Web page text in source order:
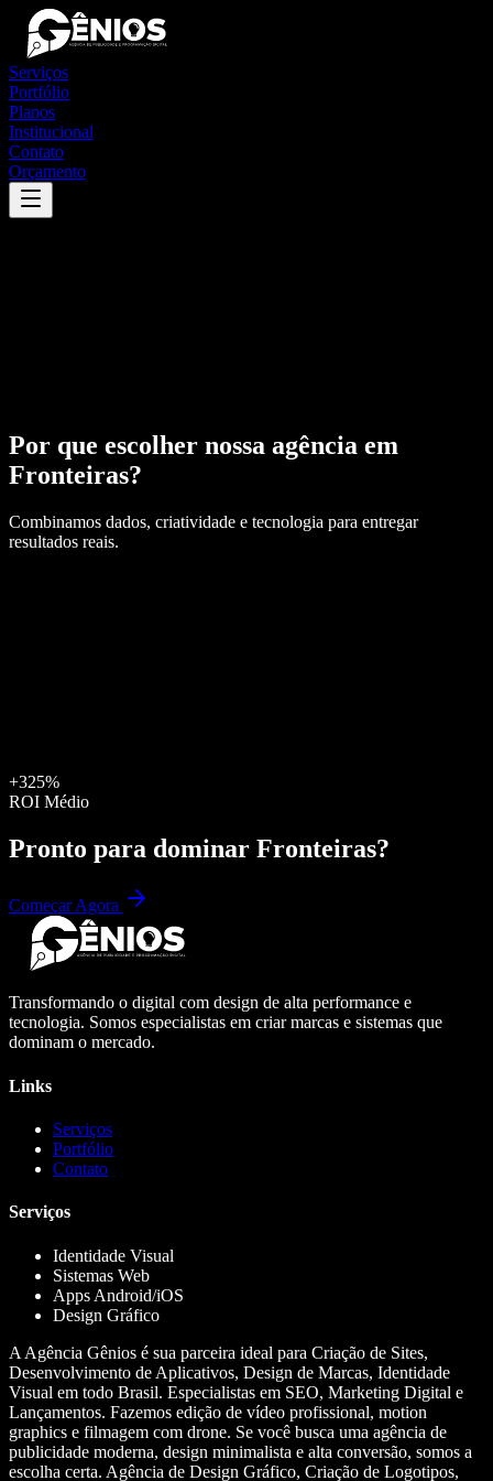
Serviços
Portfólio
Planos
Institucional
Contato
Orçamento
Por que escolher nossa agência em
Fronteiras?
Combinamos dados, criatividade e tecnologia para entregar
resultados reais.
+325%
ROI Médio
Pronto para dominar Fronteiras?
Começar Agora
Transformando o digital com design de alta performance e
tecnologia. Somos especialistas em criar marcas e sistemas que
dominam o mercado.
Links
Serviços
Portfólio
Contato
Serviços
Identidade Visual
Sistemas Web
Apps Android/iOS
Design Gráfico
A Agência Gênios é sua parceira ideal para Criação de Sites,
Desenvolvimento de Aplicativos, Design de Marcas, Identidade
Visual em todo Brasil. Especialistas em SEO, Marketing Digital e
Lançamentos. Fazemos edição de vídeo profissional, motion
graphics e filmagem com drone. Se você busca uma agência de
publicidade moderna, design minimalista e alta conversão, somos a
escolha certa. Agência de Design Gráfico, Criação de Logotipos,